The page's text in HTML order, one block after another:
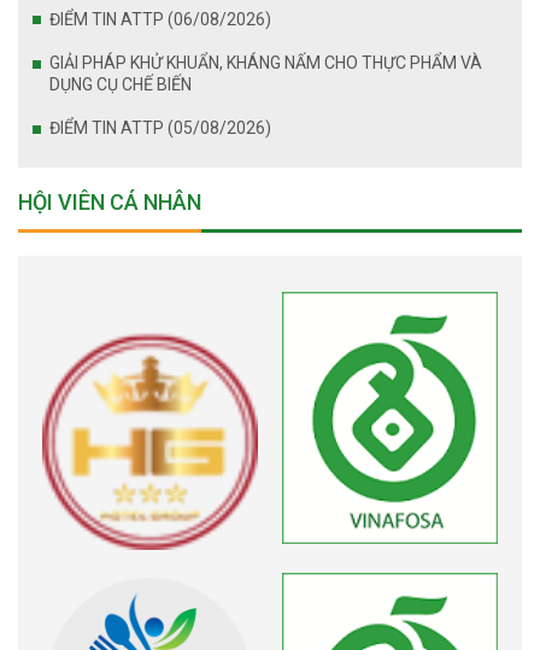
ĐIỂM TIN ATTP (06/08/2026)
GIẢI PHÁP KHỬ KHUẨN, KHÁNG NẤM CHO THỰC PHẨM VÀ
DỤNG CỤ CHẾ BIẾN
ĐIỂM TIN ATTP (05/08/2026)
HỘI VIÊN CÁ NHÂN